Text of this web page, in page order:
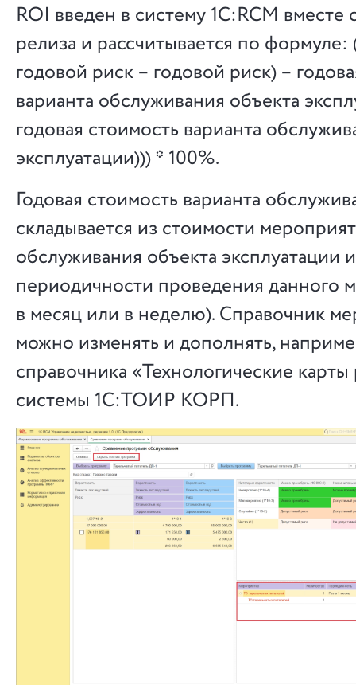
ROI введен в систему 1С:RCM вместе
релиза и рассчитывается по формуле:
годовой риск – годовой риск) –
варианта обслуживания объекта
годовая стоимость варианта
эксплуатации))) * 100%.
Годовая стоимость варианта
складывается из стоимости
обслуживания объекта эксплуатации
периодичности проведения данного
в месяц или в неделю). Справочник
можно изменять и дополнять,
справочника «Технологические
системы 1С:ТОИР КОРП.